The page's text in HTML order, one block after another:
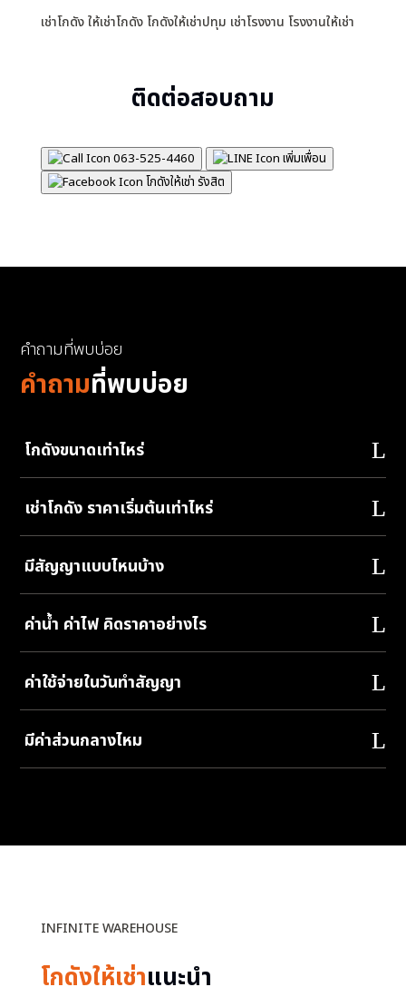
เช่าโกดัง ให้เช่าโกดัง โกดังให้เช่าปทุม เช่าโรงงาน โรงงานให้เช่า
ติดต่อสอบถาม
063-525-4460
เพิ่มเพื่อน
โกดังให้เช่า รังสิต
คำถามที่พบบ่อย
คำถามที่พบบ่อย
โกดังขนาดเท่าไหร่
เช่าโกดัง ราคาเริ่มต้นเท่าไหร่
มีสัญญาแบบไหนบ้าง
ค่าน้ำ ค่าไฟ คิดราคาอย่างไร
ค่าใช้จ่ายในวันทำสัญญา
มีค่าส่วนกลางไหม
INFINITE WAREHOUSE
โกดังให้เช่าแนะนำ